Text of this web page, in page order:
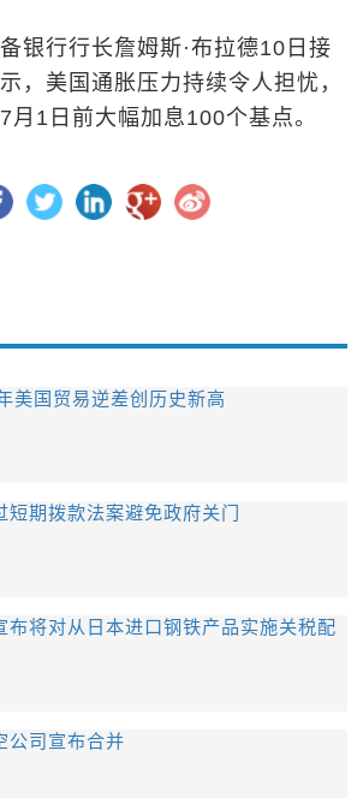
银行行长詹姆斯·布拉德10日接
，美国通胀压力持续令人担忧，
月1日前大幅加息100个基点。
美国贸易逆差创历史新高
短期拨款法案避免政府关门
布将对从日本进口钢铁产品实施关税配
公司宣布合并